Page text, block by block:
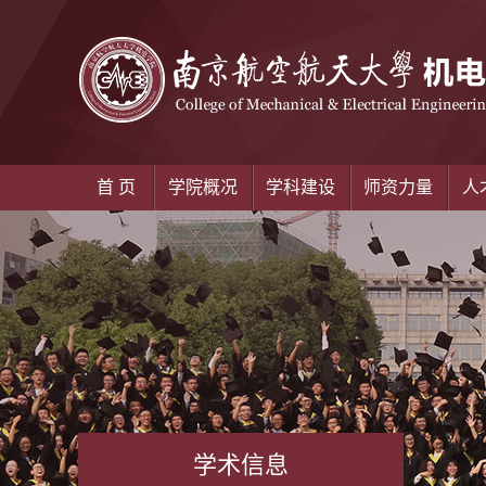
首 页 学院概况 学科建设 师资力量 人
学术信息